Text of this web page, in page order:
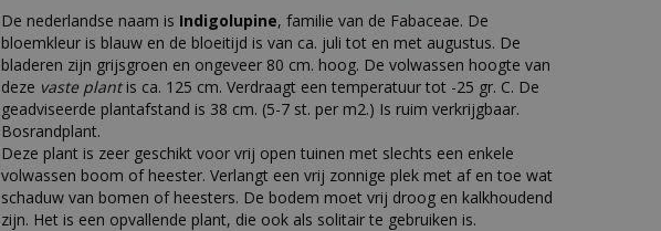
De nederlandse naam is Indigolupine, familie van de Fabaceae. De
bloemkleur is blauw en de bloeitijd is van ca. juli tot en met augustus. De
bladeren zijn grijsgroen en ongeveer 80 cm. hoog. De volwassen hoogte van
deze vaste plantis ca. 125 cm. Verdraagt een temperatuur tot -25 gr. C. De
geadviseerde plantafstand is 38 cm. (5-7 st. per m2.) Is ruim verkrijgbaar.
Bosrandplant.
Deze plant is zeer geschikt voor vrij open tuinen met slechts een enkele
volwassen boom of heester. Verlangt een vrij zonnige plek met af en toe wat
schaduw van bomen of heesters. De bodem moet vrij droog en kalkhoudend
zijn. Het is een opvallende plant, die ook als solitair te gebruiken is.